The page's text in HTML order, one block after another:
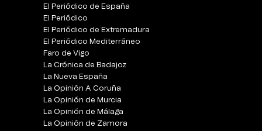
El Periódico de España
El Periódico
El Periódico de Extremadura
El Periódico Mediterráneo
Faro de Vigo
La Crónica de Badajoz
La Nueva España
La Opinión A Coruña
La Opinión de Murcia
La Opinión de Málaga
La Opinión de Zamora